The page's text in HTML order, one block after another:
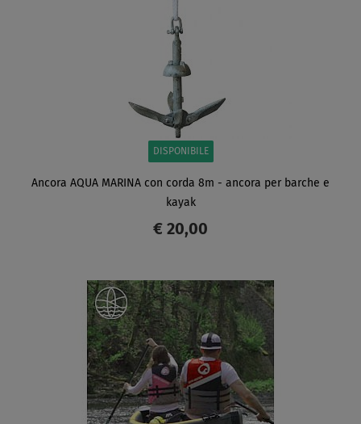
DISPONIBILE
Ancora AQUA MARINA con corda 8m - ancora per barche e
kayak
€ 20,00
SCHERMO